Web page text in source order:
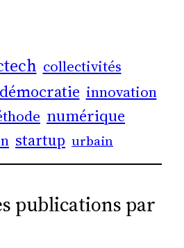
collectivités
démocratie innovation
numérique
startup urbain
publications par